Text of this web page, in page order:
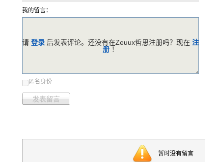
我的留言：
匿名身份
发表留言
请 登录 后发表评论。还没有在Zeuux哲思注册吗？现在 注
册 ！
暂时没有留言